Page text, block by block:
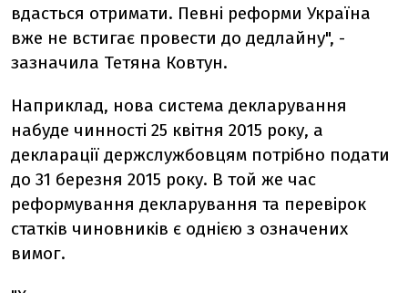
вдасться отримати. Певні реформи Україна
вже не встигає провести до дедлайну", -
зазначила Тетяна Ковтун.
Наприклад, нова система декларування
набуде чинності 25 квітня 2015 року, а
декларації держслужбовцям потрібно подати
до 31 березня 2015 року. В той же час
реформування декларування та перевірок
статків чиновників є однією з означених
вимог.